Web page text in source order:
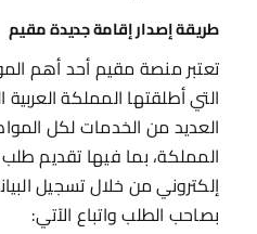
طريقة إصدار إقامة جديدة مقيم
تعتبر منصة مقيم أحد أهم
التي أطلقتها المملكة
العديد من الخدمات لكل
المملكة، بما فيها تقديم
إلكتروني من خلال تسجيل
بصاحب الطلب واتباع الآتي: